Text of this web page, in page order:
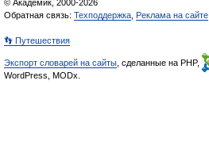
© Академик, 2000-2026
Обратная связь: Техподдержка Реклама на сайте
👣 Путешествия
Экспорт словарей на сайты , сделанные на PHP,
WordPress, MODx.